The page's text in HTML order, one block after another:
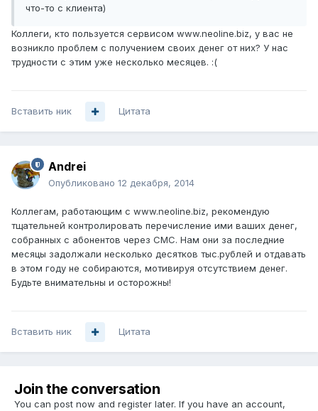
что-то с клиента)
Коллеги, кто пользуется сервисом www.neoline.biz, у вас не
возникло проблем с получением своих денег от них? У нас
трудности с этим уже несколько месяцев. :(
Вставить ник Цитата
Andrei
Опубликовано 12 декабря, 2014
Коллегам, работающим с www.neoline.biz, рекомендую
тщательней контролировать перечисление ими ваших денег,
собранных с абонентов через СМС. Нам они за последние
месяцы задолжали несколько десятков тыс.рублей и отдавать
в этом году не собираются, мотивируя отсутствием денег.
Будьте внимательны и осторожны!
Вставить ник Цитата
Join the conversation
You can post now and register later. If you have an account,